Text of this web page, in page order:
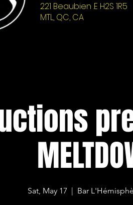
221 Beaubien .E H2S 1R5
MTL, QC, CA
Sat, May 17
  |
Bar